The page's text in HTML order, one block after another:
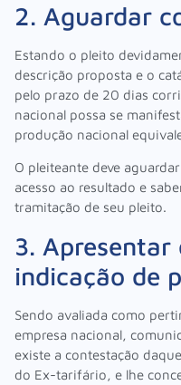
2. Aguardar
Estando o pleito
descrição proposta e o
pelo prazo de 20 dias
nacional possa se
produção nacional
O pleiteante deve
acesso ao resultado e
tramitação de seu pleito.
3.
indicação de
Sendo avaliada como
empresa nacional,
existe a contestação
do Ex-tarifário, e lhe